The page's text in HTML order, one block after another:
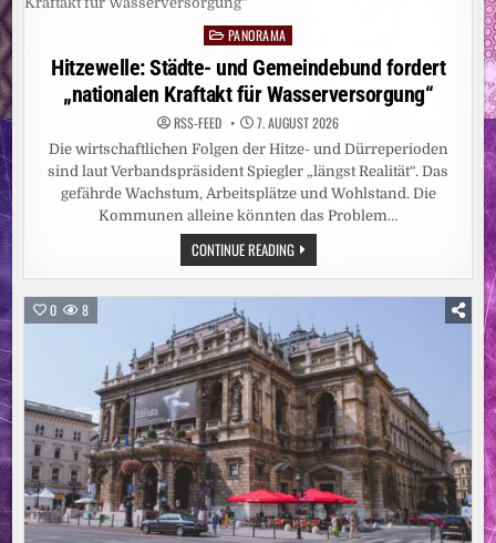
SCHULE
PostedPANORAMA
Hitzewelle: Städte- und Gemeindebund fordert
„nationalen Kraftakt für Wasserversorgung“
RSS-FEED 7. AUGUST 2026
Die wirtschaftlichen Folgen der Hitze- und Dürreperioden
sind laut Verbandspräsident Spiegler „längst Realität“. Das
gefährde Wachstum, Arbeitsplätze und Wohlstand. Die
Kommunen alleine könnten das Problem…
CONTINUE READINGHITZEWELLE:
STÄDTE-
UND
„NATIONALEN
KRAFTAKT
FÜR
WASSERVERSORGUNG“
0 8